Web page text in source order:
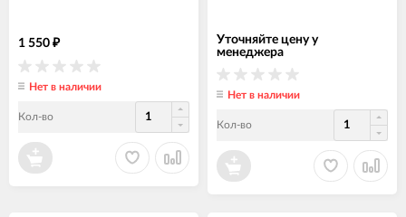
1 550 ₽
Нет в наличии
Кол-во
Уточняйте цену у
менеджера
Нет в наличии
Кол-во